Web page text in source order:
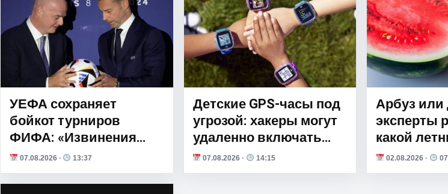
УЕФА сохраняет
бойкот турниров
ФИФА: «Извинения
Инфантино ничего не
меняют»
07.08.2026 · 13:37
Детские GPS-часы под
угрозой: хакеры могут
удаленно включать
камеру и микрофон
07.08.2026 · 14:15
Арбуз
эксперты
какой
полезнее
02.08.2026 ·